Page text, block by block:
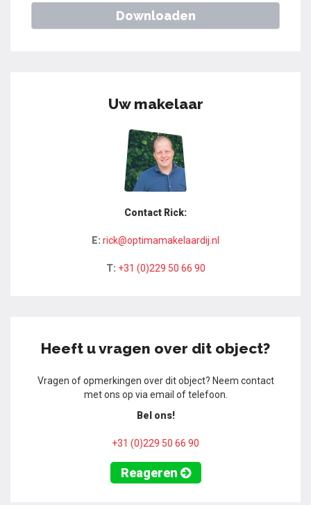
Downloaden
Uw makelaar
Contact Rick:
E: rick@optimamakelaardij.nl
T: +31 (0)229 50 66 90
Heeft u vragen over dit object?
Vragen of opmerkingen over dit object? Neem contact
met ons op via email of telefoon.
Bel ons!
+31 (0)229 50 66 90
Reageren